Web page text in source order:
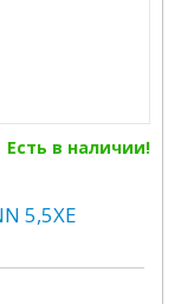
Есть в наличии!
5,5XE